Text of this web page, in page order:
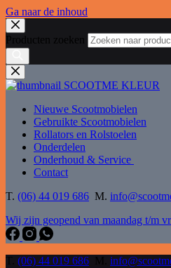
Ga naar de inhoud
Producten zoeken
Nieuwe Scootmobielen
Gebruikte Scootmobielen
Rollators en Rolstoelen
Onderdelen
Onderhoud & Service
Contact
T. (06) 44 019 686 M.
Wij zijn geopend van maandag t/m
(06) 44 019 686